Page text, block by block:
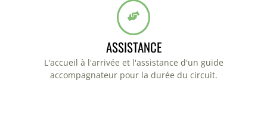
ASSISTANCE
L'accueil à l'arrivée et l'assistance d'un guide
accompagnateur pour la durée du circuit.